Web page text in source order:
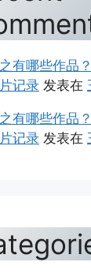
有哪些作品
记录 发表在
有哪些作品
记录 发表在